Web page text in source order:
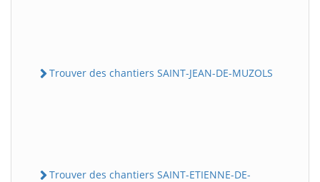
Trouver des chantiers SAINT-JEAN-DE-MUZOLS
Trouver des chantiers SAINT-ETIENNE-DE-